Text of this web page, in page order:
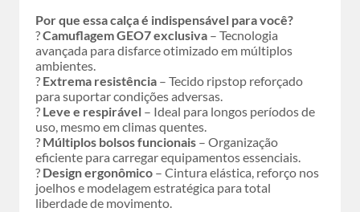
Por que essa calça é indispensável para você?
?Camuflagem GEO7 exclusiva – Tecnologia
avançada para disfarce otimizado em múltiplos
ambientes.
? Extrema resistência – Tecido ripstop reforçado
para suportar condições adversas.
? Leve e respirável – Ideal para longos períodos de
uso, mesmo em climas quentes.
? Múltiplos bolsos funcionais – Organização
eficiente para carregar equipamentos essenciais.
? Design ergonômico – Cintura elástica, reforço nos
joelhos e modelagem estratégica para total
liberdade de movimento.